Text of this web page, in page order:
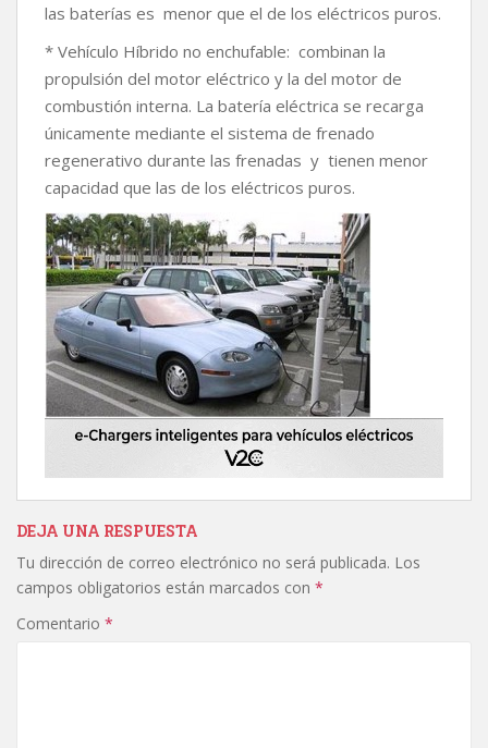
las baterías es menor que el de los eléctricos puros.
* Vehículo Híbrido no enchufable: combinan la
propulsión del motor eléctrico y la del motor de
combustión interna. La batería eléctrica se recarga
únicamente mediante el sistema de frenado
regenerativo durante las frenadas y tienen menor
capacidad que las de los eléctricos puros.
DEJA UNA RESPUESTA
Tu dirección de correo electrónico no será publicada. Los
campos obligatorios están marcados con *
Comentario *